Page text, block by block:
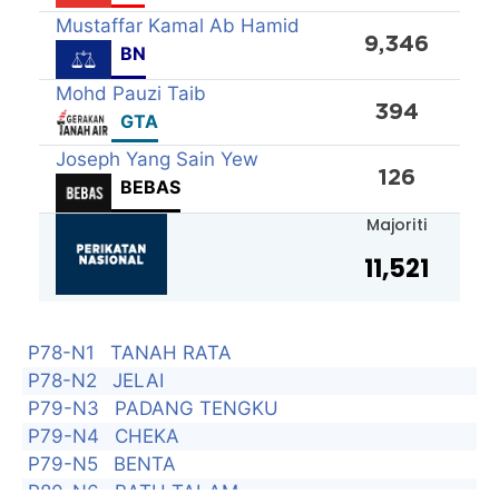
P78-N1
TANAH RATA
P78-N2
JELAI
P79-N3
PADANG TENGKU
P79-N4
CHEKA
P79-N5
BENTA
Mustaffar Kamal Ab Hamid
BN
9,346
Mohd Pauzi Taib
GTA
394
Joseph Yang Sain Yew
BEBAS
126
Majoriti
11,521